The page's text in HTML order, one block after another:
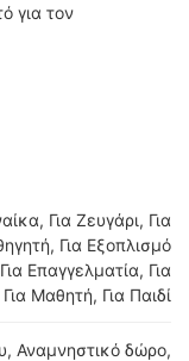
για τον
Για Ζευγάρι, Για
Για Εξοπλισμό
Επαγγελματία, Για
Για Μαθητή, Για Παιδί
Αναμνηστικό δώρο,